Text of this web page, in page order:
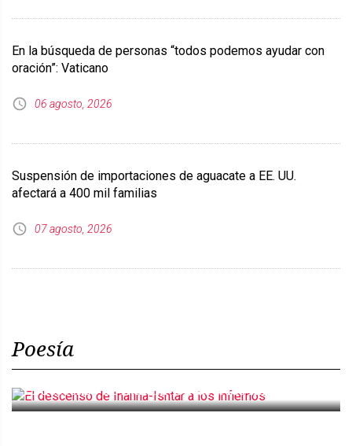
En la búsqueda de personas “todos podemos ayudar con
oración”: Vaticano
06 agosto, 2026
Suspensión de importaciones de aguacate a EE. UU.
afectará a 400 mil familias
07 agosto, 2026
Poesía
El descenso de Inanna-Ishtar a los infiernos